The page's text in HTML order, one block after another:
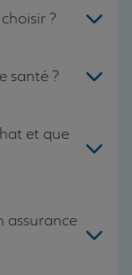
?
santé ?
et que
assurance